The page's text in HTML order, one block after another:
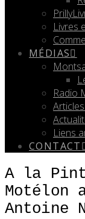
Livres
MÉDIAS
Radio
Liens
CONTACT
A la
Motélon
Antoine